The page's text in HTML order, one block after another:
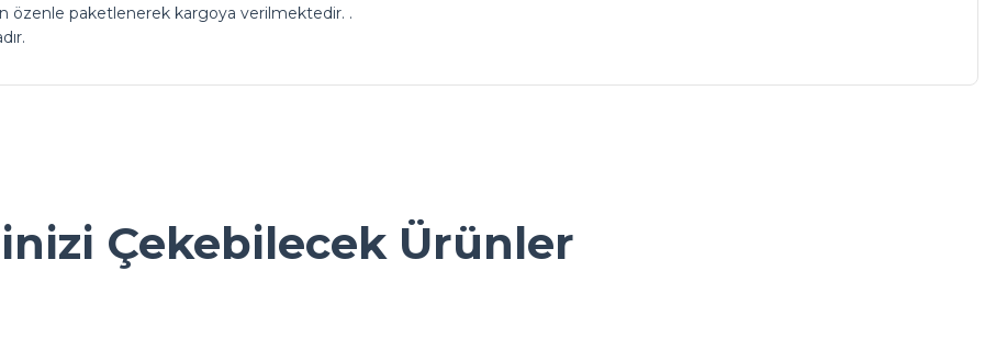
özenle paketlenerek kargoya verilmektedir. .
Yorum Yaz
Soru Sor
Çekebilecek Ürünler